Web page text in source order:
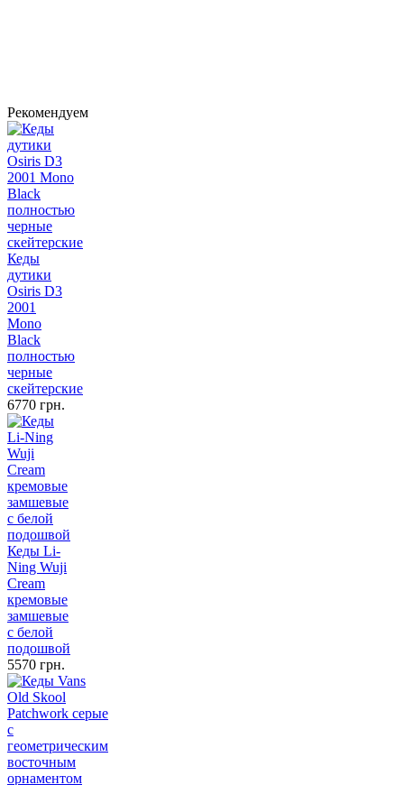
Рекомендуем
Кеды
дутики
Osiris D3
2001
Mono
Black
полностью
черные
скейтерские
6770 грн.
Кеды Li-
Ning Wuji
Cream
кремовые
замшевые
с белой
подошвой
5570 грн.